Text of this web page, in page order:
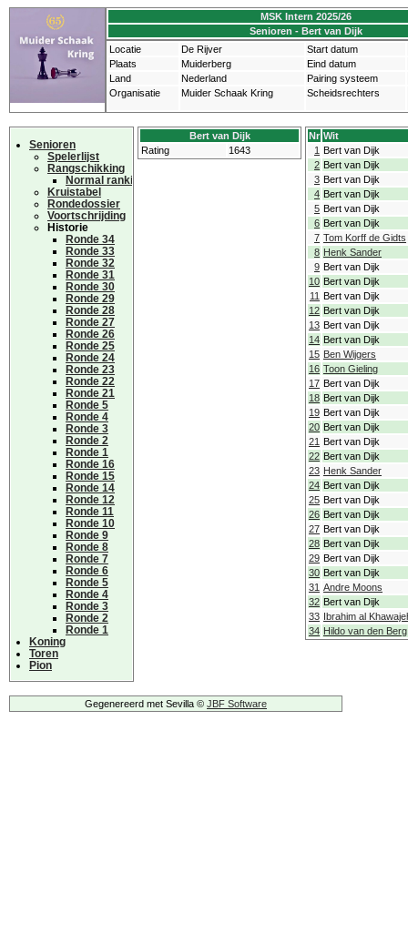
MSK Intern 2025/26
Senioren - Bert van Dijk
Locatie
De Rijver
Start datum
Plaats
Muiderberg
Eind datum
Land
Nederland
Pairing systeem
Organisatie
Muider Schaak Kring Scheidsrechters
Senioren
Spelerlijst
Rangschikking
Normal ranking
Kruistabel
Rondedossier
Voortschrijding
Historie
Ronde 34
Ronde 33
Ronde 32
Ronde 31
Ronde 30
Ronde 29
Ronde 28
Ronde 27
Ronde 26
Ronde 25
Ronde 24
Ronde 23
Ronde 22
Ronde 21
Ronde 5
Ronde 4
Ronde 3
Ronde 2
Ronde 1
Ronde 16
Ronde 15
Ronde 14
Ronde 12
Ronde 11
Ronde 10
Ronde 9
Ronde 8
Ronde 7
Ronde 6
Ronde 5
Ronde 4
Ronde 3
Ronde 2
Ronde 1
Koning
Toren
Pion
Bert van Dijk
Rating
1643
Nr Wit
1 Bert van Dijk
2 Bert van Dijk
3 Bert van Dijk
4 Bert van Dijk
5 Bert van Dijk
6 Bert van Dijk
7 Tom Korff de Gidts
8 Henk Sander
9 Bert van Dijk
10 Bert van Dijk
11 Bert van Dijk
12 Bert van Dijk
13 Bert van Dijk
14 Bert van Dijk
15 Ben Wijgers
16 Toon Gieling
17 Bert van Dijk
18 Bert van Dijk
19 Bert van Dijk
20 Bert van Dijk
21 Bert van Dijk
22 Bert van Dijk
23 Henk Sander
24 Bert van Dijk
25 Bert van Dijk
26 Bert van Dijk
27 Bert van Dijk
28 Bert van Dijk
29 Bert van Dijk
30 Bert van Dijk
31 Andre Moons
32 Bert van Dijk
33 Ibrahim al
34 Hildo van den Berg
Gegenereerd met Sevilla © JBF Software